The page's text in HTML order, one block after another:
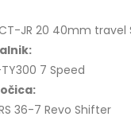
JR 20 40mm
7 Speed
36-7 Revo Shifter